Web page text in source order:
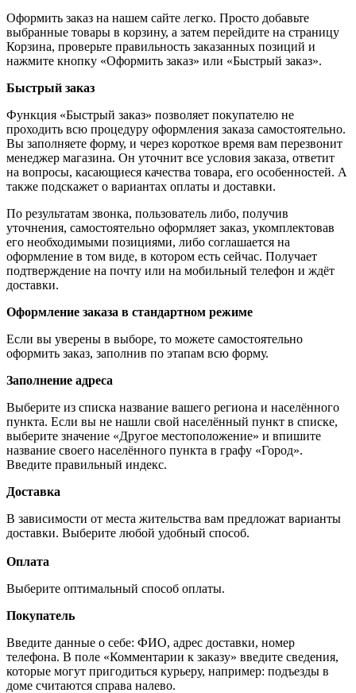
Оформить заказ на нашем сайте легко. Просто добавьте
выбранные товары в корзину, а затем перейдите на страницу
Корзина, проверьте правильность заказанных позиций и
нажмите кнопку «Оформить заказ» или «Быстрый заказ».
Быстрый заказ
Функция «Быстрый заказ» позволяет покупателю не
проходить всю процедуру оформления заказа самостоятельно.
Вы заполняете форму, и через короткое время вам перезвонит
менеджер магазина. Он уточнит все условия заказа, ответит
на вопросы, касающиеся качества товара, его особенностей. А
также подскажет о вариантах оплаты и доставки.
По результатам звонка, пользователь либо, получив
уточнения, самостоятельно оформляет заказ, укомплектовав
его необходимыми позициями, либо соглашается на
оформление в том виде, в котором есть сейчас. Получает
подтверждение на почту или на мобильный телефон и ждёт
доставки.
Оформление заказа в стандартном режиме
Если вы уверены в выборе, то можете самостоятельно
оформить заказ, заполнив по этапам всю форму.
Заполнение адреса
Выберите из списка название вашего региона и населённого
пункта. Если вы не нашли свой населённый пункт в списке,
выберите значение «Другое местоположение» и впишите
название своего населённого пункта в графу «Город».
Введите правильный индекс.
Доставка
В зависимости от места жительства вам предложат варианты
доставки. Выберите любой удобный способ.
Оплата
Выберите оптимальный способ оплаты.
Покупатель
Введите данные о себе: ФИО, адрес доставки, номер
телефона. В поле «Комментарии к заказу» введите сведения,
которые могут пригодиться курьеру, например: подъезды в
доме считаются справа налево.